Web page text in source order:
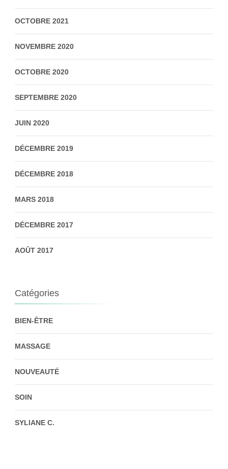
OCTOBRE 2021
NOVEMBRE 2020
OCTOBRE 2020
SEPTEMBRE 2020
JUIN 2020
DÉCEMBRE 2019
DÉCEMBRE 2018
MARS 2018
DÉCEMBRE 2017
AOÛT 2017
Catégories
BIEN-ÊTRE
MASSAGE
NOUVEAUTÉ
SOIN
SYLIANE C.